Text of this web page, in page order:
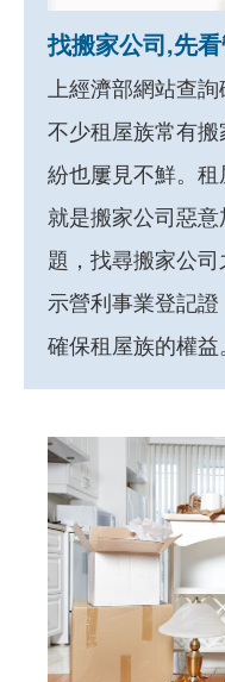
找搬家公司,先
上經濟部網站查
不少租屋族常有
紛也屢見不鮮。租
就是搬家公司惡
題，找尋搬家公
示營利事業登記
確保租屋族的權益。